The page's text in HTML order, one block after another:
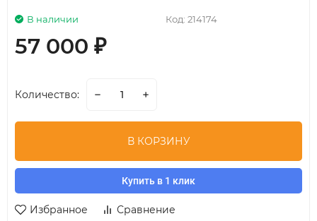
Код: 214174
В наличии
57 000 ₽
Количество:
В КОРЗИНУ
Купить в 1 клик
Избранное
Сравнение